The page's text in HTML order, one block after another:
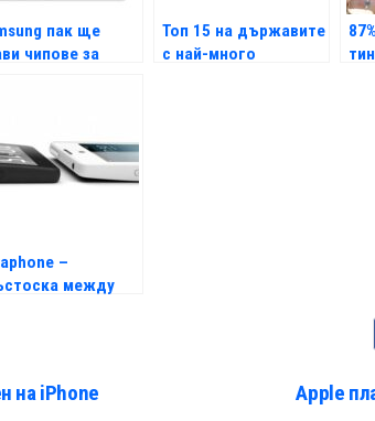
пак ще
чипове за
Топ 15 на държавите
с най-много
–
между
Apple
на iPhone